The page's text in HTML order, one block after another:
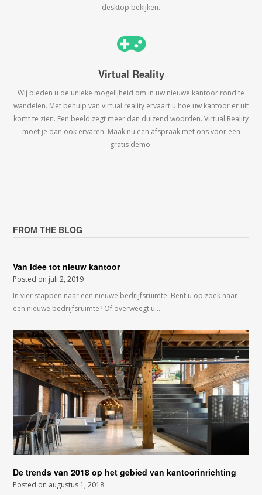
desktop bekijken.
Virtual Reality
Wij bieden u de unieke mogelijheid om in uw nieuwe kantoor rond te
wandelen. Met behulp van virtual reality ervaart u hoe uw kantoor er uit
komt te zien. Een beeld zegt meer dan duizend woorden. Virtual Reality
moet je dan ook ervaren. Maak nu een afspraak met ons voor een
gratis demo.
FROM THE BLOG
Van idee tot nieuw kantoor
Posted on juli 2, 2019
In vier stappen naar een nieuwe bedrijfsruimte Bent u op zoek naar
een nieuwe bedrijfsruimte? Of overweegt u…
De trends van 2018 op het gebied van kantoorinrichting
Posted on augustus 1, 2018